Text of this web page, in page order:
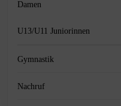
Damen
U13/U11 Juniorinnen
Gymnastik
Nachruf